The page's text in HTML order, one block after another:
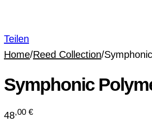
Teilen
Home/Reed Collection/
Symphonic
48,00 €